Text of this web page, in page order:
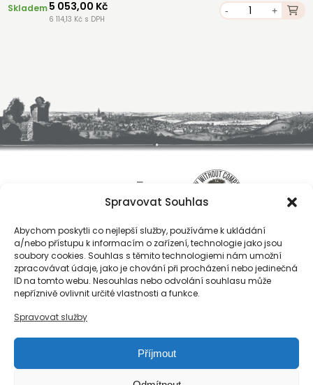
Spravovat Souhlas
Abychom poskytli co nejlepší služby, používáme k ukládání
a/nebo přístupu k informacím o zařízení, technologie jako jsou
soubory cookies. Souhlas s těmito technologiemi nám umožní
zpracovávat údaje, jako je chování při procházení nebo jedinečná
ID na tomto webu. Nesouhlas nebo odvolání souhlasu může
nepříznivě ovlivnit určité vlastnosti a funkce.
Spravovat služby
Příjmout
Skladem5 053,00 Kč
6 114,13 Kč s DPH
- +
O nás
Obchodní podmínky